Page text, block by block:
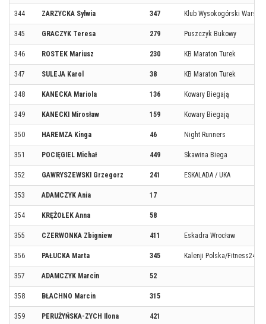
344 ZARZYCKA Sylwia 347 Klub Wysokogórski
345 GRACZYK Teresa 279 Puszczyk Bukowy
346 ROSTEK Mariusz 230 KB Maraton Turek
347 SULEJA Karol 38 KB Maraton Turek
348 KANECKA Mariola 136 Kowary Biegają
349 KANECKI Mirosław 159 Kowary Biegają
350 HAREMZA Kinga 46 Night Runners
351 POCIĘGIEL Michał 449 Skawina Biega
352 GAWRYSZEWSKI Grzegorz 241 ESKALADA / UKA
353 ADAMCZYK Ania 17
354 KRĘŻOŁEK Anna 58
355 CZERWONKA Zbigniew 411 Eskadra Wrocław
356 PAŁUCKA Marta 345 Kalenji Polska/
357 ADAMCZYK Marcin 52
358 BŁACHNO Marcin 315
359 PERUŻYŃSKA-ZYCH Ilona 421